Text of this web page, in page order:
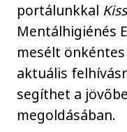
portálunkkal
Mentálhigiénés
mesélt
aktuális
segíthet a
megoldásában.